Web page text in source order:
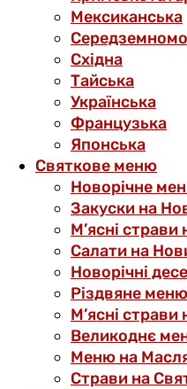
Мексиканська
Східна
Тайська
Українська
Французька
Японська
Святкове меню
Новорічне
Закуски на
М’ясні страви
Салати на
Новорічні
Різдвяне меню
М’ясні страви
Великоднє
Меню на
Страви на